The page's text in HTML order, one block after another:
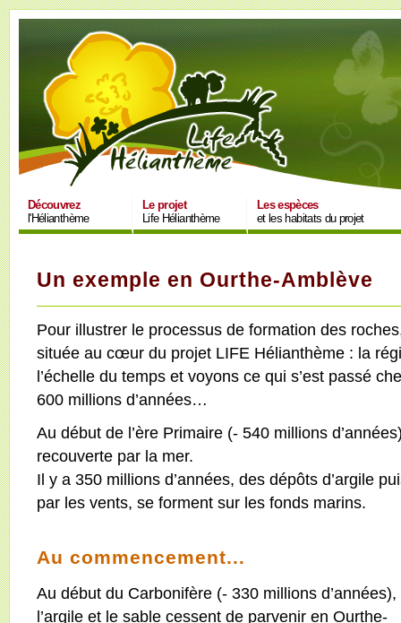
Découvrez
l'Hélianthème
Le projet
Life Hélianthème
Les espèces
et les habitats du projet
Un exemple en Ourthe-Amblève
Pour illustrer le processus de formation des
située au cœur du projet LIFE Hélianthème : la
l’échelle du temps et voyons ce qui s’est passé
600 millions d’années…
Au début de l’ère Primaire (- 540 millions
recouverte par la mer.
Il y a 350 millions d’années, des dépôts d’argile
par les vents, se forment sur les fonds marins.
Au commencement...
Au début du Carbonifère (- 330 millions d’années),
l’argile et le sable cessent de parvenir en Ourthe-